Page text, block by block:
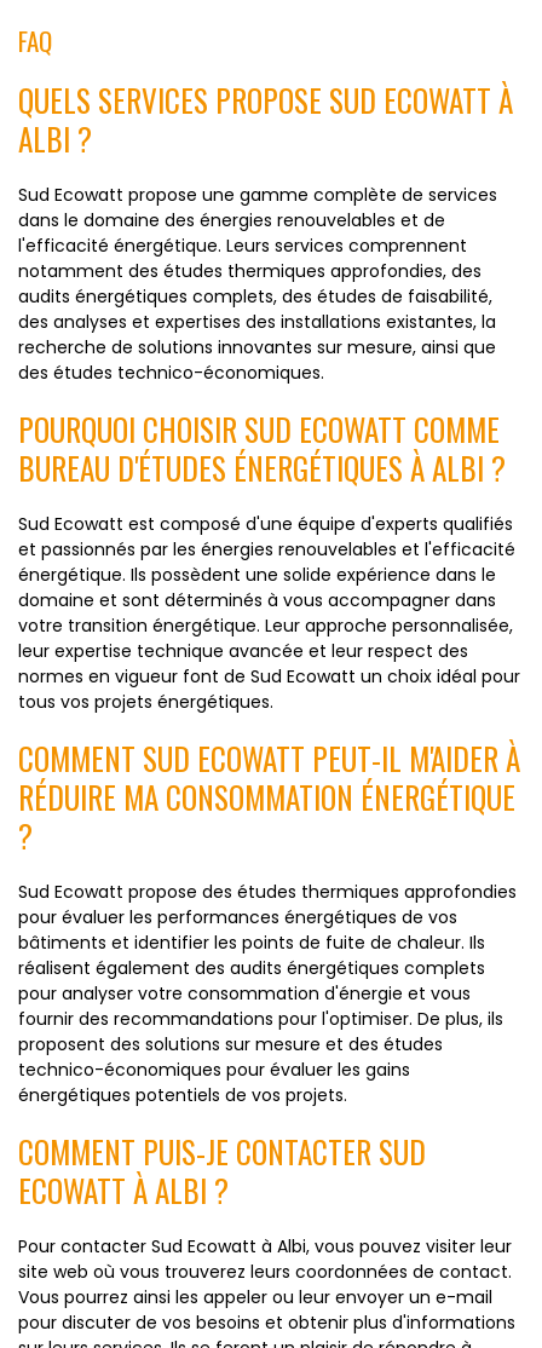
FAQ
QUELS SERVICES PROPOSE SUD ECOWATT À
ALBI ?
Sud Ecowatt propose une gamme complète de services
dans le domaine des énergies renouvelables et de
l'efficacité énergétique. Leurs services comprennent
notamment des études thermiques approfondies, des
audits énergétiques complets, des études de faisabilité,
des analyses et expertises des installations existantes, la
recherche de solutions innovantes sur mesure, ainsi que
des études technico-économiques.
POURQUOI CHOISIR SUD ECOWATT COMME
BUREAU D'ÉTUDES ÉNERGÉTIQUES À ALBI ?
Sud Ecowatt est composé d'une équipe d'experts qualifiés
et passionnés par les énergies renouvelables et l'efficacité
énergétique. Ils possèdent une solide expérience dans le
domaine et sont déterminés à vous accompagner dans
votre transition énergétique. Leur approche personnalisée,
leur expertise technique avancée et leur respect des
normes en vigueur font de Sud Ecowatt un choix idéal pour
tous vos projets énergétiques.
COMMENT SUD ECOWATT PEUT-IL M'AIDER À
RÉDUIRE MA CONSOMMATION ÉNERGÉTIQUE
?
Sud Ecowatt propose des études thermiques approfondies
pour évaluer les performances énergétiques de vos
bâtiments et identifier les points de fuite de chaleur. Ils
réalisent également des audits énergétiques complets
pour analyser votre consommation d'énergie et vous
fournir des recommandations pour l'optimiser. De plus, ils
proposent des solutions sur mesure et des études
technico-économiques pour évaluer les gains
énergétiques potentiels de vos projets.
COMMENT PUIS-JE CONTACTER SUD
ECOWATT À ALBI ?
Pour contacter Sud Ecowatt à Albi, vous pouvez visiter leur
site web où vous trouverez leurs coordonnées de contact.
Vous pourrez ainsi les appeler ou leur envoyer un e-mail
pour discuter de vos besoins et obtenir plus d'informations